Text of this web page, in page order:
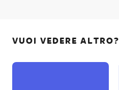
VUOI VEDERE ALTRO?